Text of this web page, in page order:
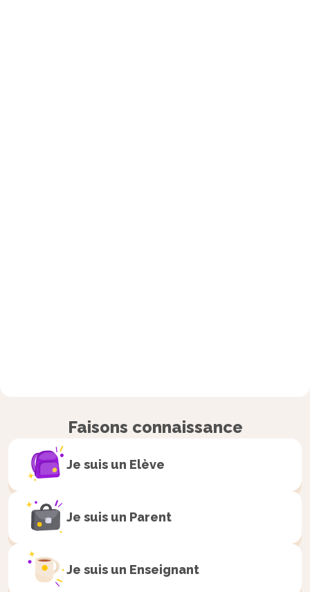
Faisons connaissance
Je suis un Elève
Je suis un Parent
Je suis un Enseignant